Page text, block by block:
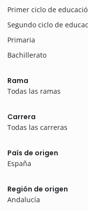
Primer ciclo de
Segundo ciclo de
Primaria
Bachillerato
Rama
Todas las ramas
Carrera
Todas las carreras
País de origen
España
Región de origen
Andalucía